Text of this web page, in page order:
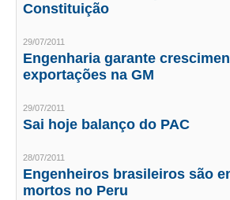
LEGISLAÇÃO
LEI 4.950-A/1966 – PISO SALARIAL
LEI 5.194/1966 – REGULAMENTAÇÃO DA
LEI 6.496/1977 – ART
HOMOLOGAÇÕES
Constituição
29/07/2011
Engenharia garante
exportações na GM
29/07/2011
Sai hoje balanço do PAC
28/07/2011
Engenheiros brasileiros são
mortos no Peru